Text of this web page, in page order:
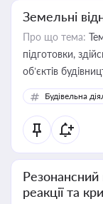
Земельні
Про що тема:
підготовки,
об’єктів
Будівельна
Резонансний
реакції та